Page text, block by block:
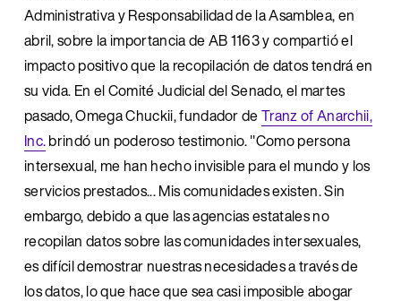
Administrativa y Responsabilidad de la Asamblea, en
abril, sobre la importancia de AB 1163 y compartió el
impacto positivo que la recopilación de datos tendrá en
su vida. En el Comité Judicial del Senado, el martes
pasado, Omega Chuckii, fundador de Tranz of Anarchii,
Inc. brindó un poderoso testimonio. "Como persona
intersexual, me han hecho invisible para el mundo y los
servicios prestados... Mis comunidades existen. Sin
embargo, debido a que las agencias estatales no
recopilan datos sobre las comunidades intersexuales,
es difícil demostrar nuestras necesidades a través de
los datos, lo que hace que sea casi imposible abogar